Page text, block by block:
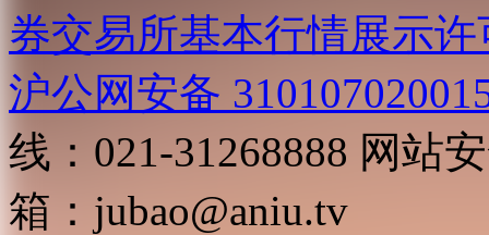
券交易所基本行情展示许
沪公网安备
线：021-31268888 网站
箱： jubao@aniu.tv